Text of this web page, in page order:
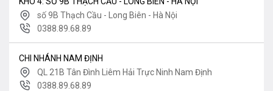
số 9B Thạch Cầu - Long Biên - Hà Nội
0388.89.68.89
CHI NHÁNH NAM ĐỊNH
QL 21B Tân Đình Liêm Hải Trực Ninh Nam Định
0388.89.68.89